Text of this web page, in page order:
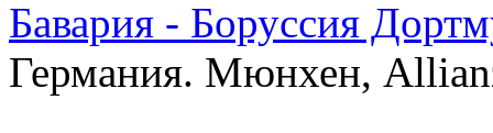
Бавария - Боруссия
Германия. Мюнхен,